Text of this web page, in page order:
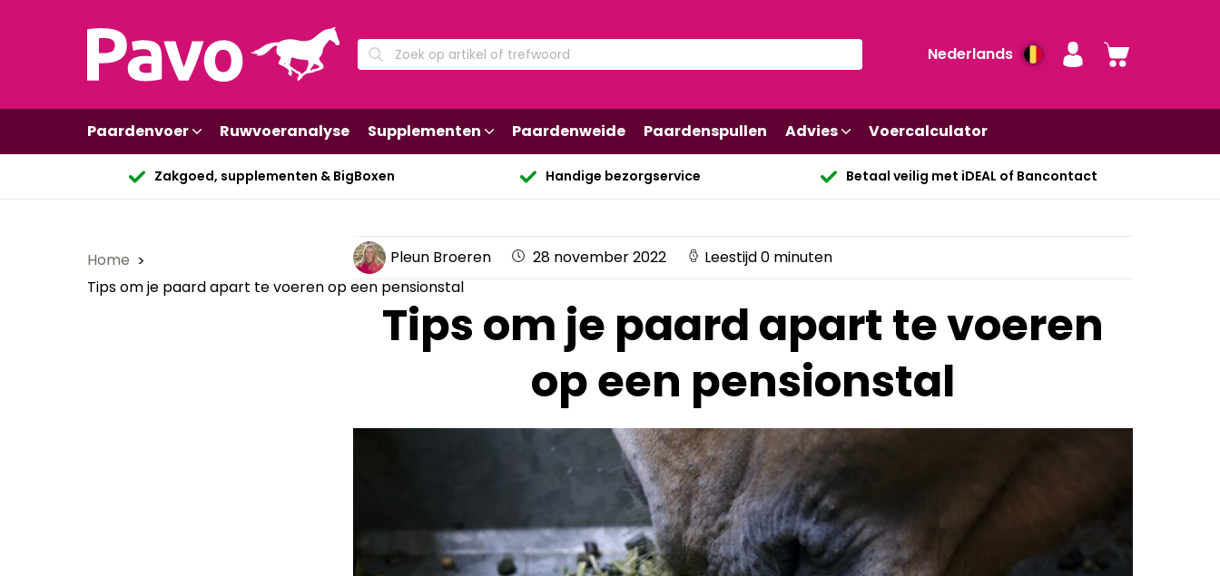
Nederlands
Paardenvoer Ruwvoeranalyse Supplementen Paardenweide Paardenspullen Advies Voercalculator
Zakgoed, supplementen & BigBoxen Handige bezorgservice Betaal veilig met iDEAL of Bancontact
Home
Tips om je paard apart te voeren op een pensionstal
Pleun Broeren 28 november 2022 Leestijd 0 minuten
Tips om je paard apart te voeren
op een pensionstal